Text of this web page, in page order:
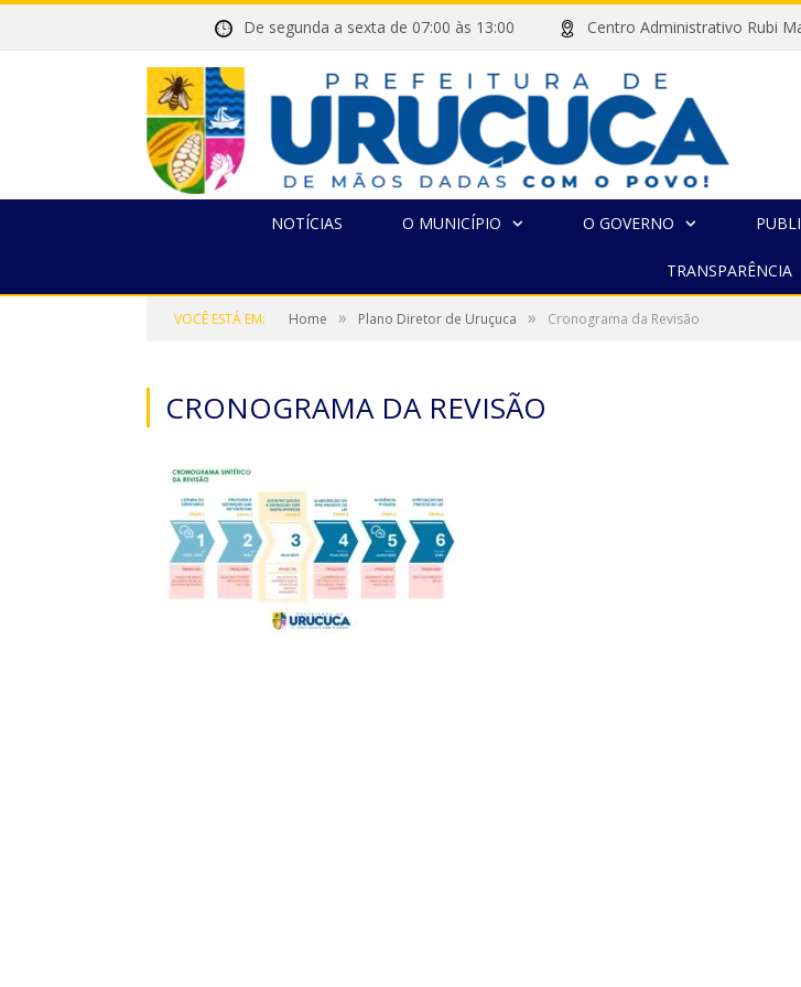
De segunda a sexta de 07:00 às 13:00 Centro Administrativo Rubi
NOTÍCIAS O MUNICÍPIO O GOVERNO
TRANSPARÊNCIA
VOCÊ ESTÁ EM: Home » Plano Diretor de Uruçuca » Cronograma da Revisão
CRONOGRAMA DA REVISÃO